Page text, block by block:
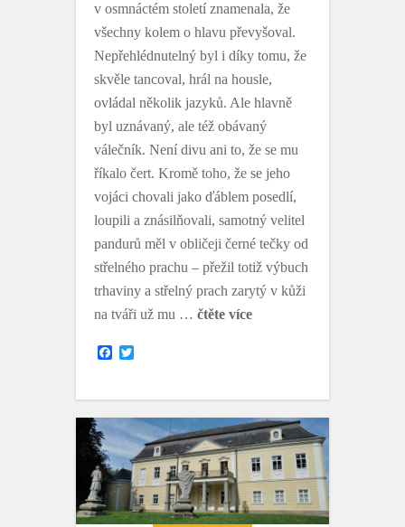
v osmnáctém století znamenala, že
všechny kolem o hlavu převyšoval.
Nepřehlédnutelný byl i díky tomu, že
skvěle tancoval, hrál na housle,
ovládal několik jazyků. Ale hlavně
byl uznávaný, ale též obávaný
válečník. Není divu ani to, že se mu
říkalo čert. Kromě toho, že se jeho
vojáci chovali jako ďáblem posedlí,
loupili a znásilňovali, samotný velitel
pandurů měl v obličeji černé tečky od
střelného prachu – přežil totiž výbuch
trhaviny a střelný prach zarytý v kůži
na tváři už mu … čtěte více
F
o
k
e
r